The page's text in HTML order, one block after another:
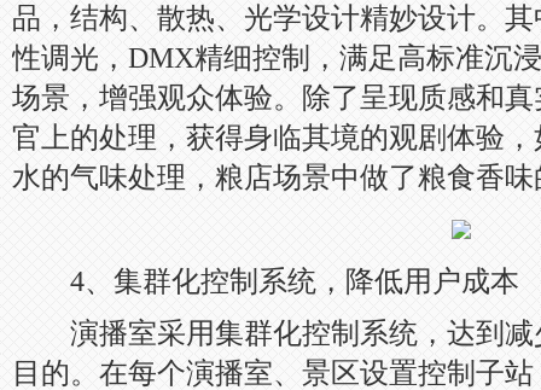
品，结构、散热、光学设计精妙设计。
性调光，DMX精细控制，满足高标准沉
场景，增强观众体验。除了呈现质感和
官上的处理，获得身临其境的观剧体验
水的气味处理，粮店场景中做了粮食香
4、集群化控制系统，降低用户成本
演播室采用集群化控制系统，达到减
目的。在每个演播室、景区设置控制子